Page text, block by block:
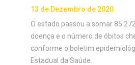
13 de Dezembro de 2020
O estado passou a somar
doença e o número de óbitos
conforme o boletim
Estadual da Saúde.